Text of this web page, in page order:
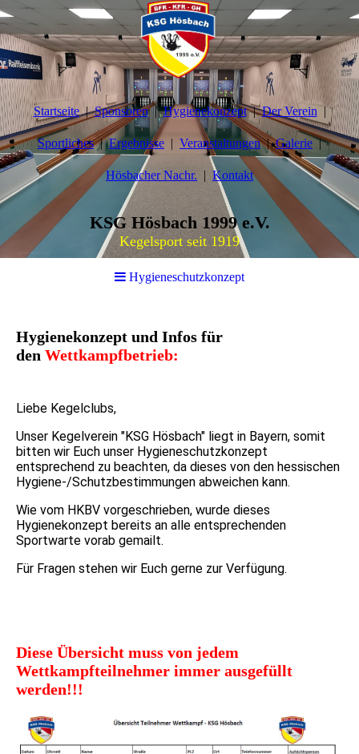
Startseite Sponsoren Hygienekonzept Der Verein
Sportliches Ergebnisse Veranstaltungen Galerie
Hösbacher Nachr. Kontakt
KSG Hösbach 1999 e.V.
Kegelsport seit 1919
Hygieneschutzkonzept
Hygienekonzept und Infos für
den Wettkampfbetrieb:
Liebe Kegelclubs,
Unser Kegelverein "KSG Hösbach" liegt in Bayern, somit
bitten wir Euch unser Hygieneschutzkonzept
entsprechend zu beachten, da dieses von den hessischen
Hygiene-/Schutzbestimmungen abweichen kann.
Wie vom HKBV vorgeschrieben, wurde dieses
Hygienekonzept bereits an alle entsprechenden
Sportwarte vorab gemailt.
Für Fragen stehen wir Euch gerne zur Verfügung.
Diese Übersicht muss von jedem
Wettkampfteilnehmer immer ausgefüllt
werden!!!